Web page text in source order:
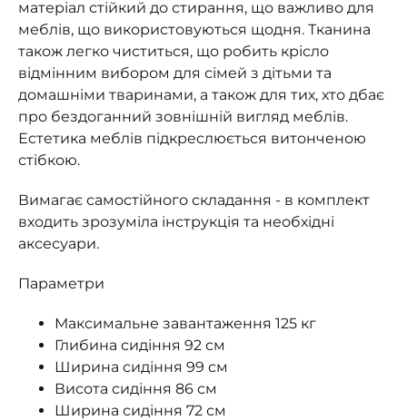
матеріал стійкий до стирання, що важливо для
меблів, що використовуються щодня. Тканина
також легко чиститься, що робить крісло
відмінним вибором для сімей з дітьми та
домашніми тваринами, а також для тих, хто дбає
про бездоганний зовнішній вигляд меблів.
Естетика меблів підкреслюється витонченою
стібкою.
Вимагає самостійного складання - в комплект
входить зрозуміла інструкція та необхідні
аксесуари.
Параметри
Максимальне завантаження 125 кг
Глибина сидіння 92 см
Ширина сидіння 99 см
Висота сидіння 86 см
Ширина сидіння 72 см